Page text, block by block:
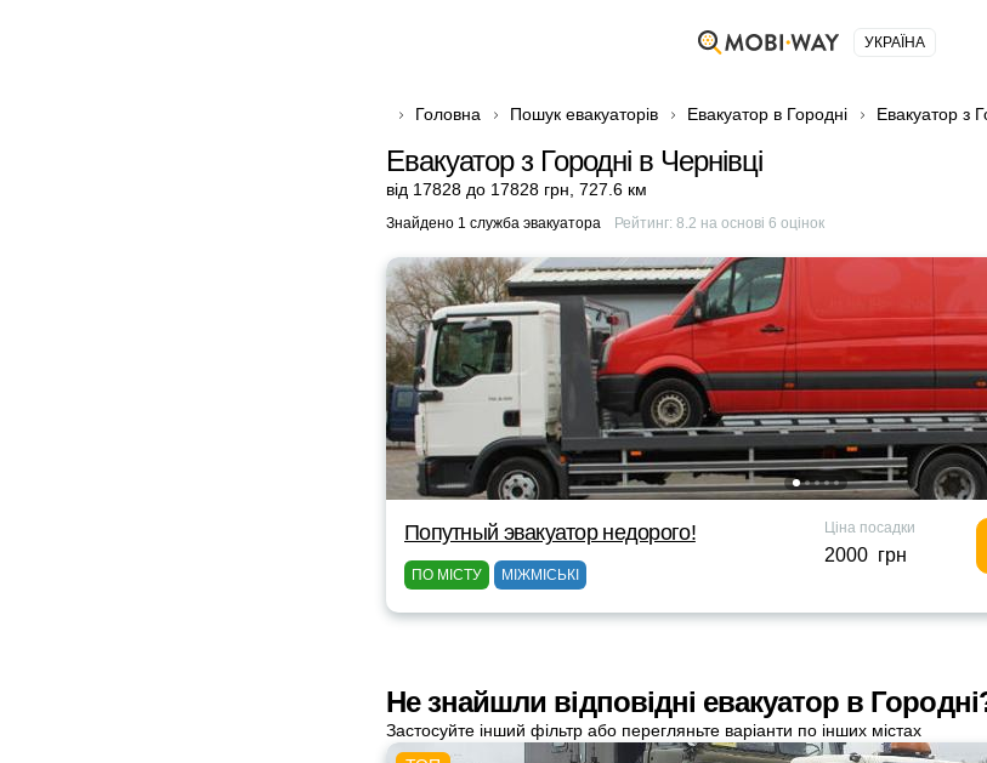
УКРАЇНА
Головна Пошук евакуаторів Евакуатор в Городні Евакуатор з
Евакуатор з Городні в Чернівці
від 17828 до 17828 грн 727.6 км
Знайдено 1 служба эвакуатора Рейтинг: 8.2 на основі 6 оцінок
Попутный эвакуатор недорого!
ПО МІСТУ МІЖМІСЬКІ
Ціна посадки
2000 грн
Не знайшли відповідні евакуатор в
Застосуйте інший фільтр або перегляньте варіанти по інших містах